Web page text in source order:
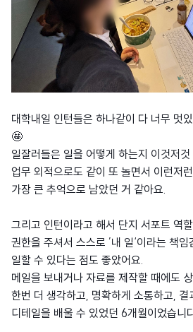
대학내일 인턴들은 하나같이 다 너무 멋
🤩
일잘러들은 일을 어떻게 하는지 이것저
업무 외적으로도 같이 또 놀면서 이런저
가장 큰 추억으로 남았던 거 같아요.
그리고 인턴이라고 해서 단지 서포트 역
권한을 주셔서 스스로 ’내 일‘이라는 책
일할 수 있다는 점도 좋았어요.
메일을 보내거나 자료를 제작할 때에도
한번 더 생각하고, 명확하게 소통하고,
디테일을 배울 수 있었던 6개월이었습니